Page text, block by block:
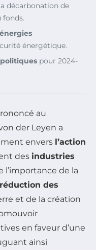
décarbonation de
fonds.
énergies
énergétique.
pour 2024-
au
der Leyen a
envers l’action
des industries
l’importance de la
réduction des
et de la création
en faveur d’une
ainsi